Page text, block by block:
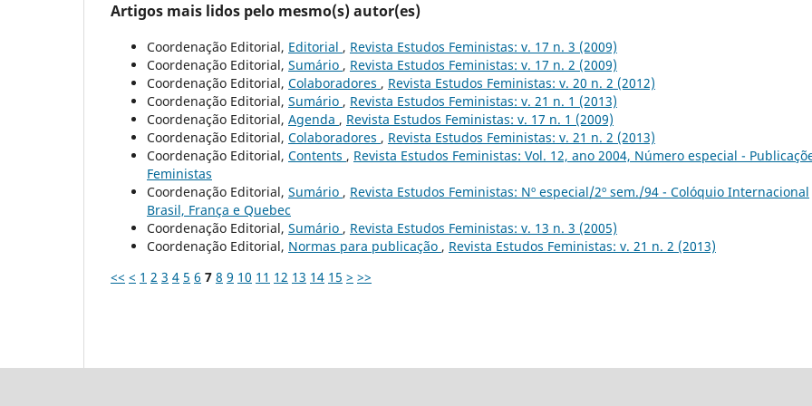
Artigos mais lidos pelo mesmo(s) autor(es)
Coordenação Editorial, Editorial , Revista Estudos Feministas: v. 17 n. 3 (2009)
Coordenação Editorial, Sumário , Revista Estudos Feministas: v. 17 n. 2 (2009)
Coordenação Editorial, Colaboradores , Revista Estudos Feministas: v. 20 n. 2 (2012)
Coordenação Editorial, Sumário , Revista Estudos Feministas: v. 21 n. 1 (2013)
Coordenação Editorial, Agenda , Revista Estudos Feministas: v. 17 n. 1 (2009)
Coordenação Editorial, Colaboradores , Revista Estudos Feministas: v. 21 n. 2 (2013)
Coordenação Editorial, Contents , Revista Estudos Feministas: Vol. 12, ano 2004, Número especial -
Feministas
Coordenação Editorial, Sumário , Revista Estudos Feministas: Nº especial/2º sem./94 - Colóquio Internacional
Brasil, França e Quebec
Coordenação Editorial, Sumário , Revista Estudos Feministas: v. 13 n. 3 (2005)
Coordenação Editorial, Normas para publicação , Revista Estudos Feministas: v. 21 n. 2 (2013)
<< < 1 2 3 4 5 6 7 8 9 10 11 12 13 14 15 > >>